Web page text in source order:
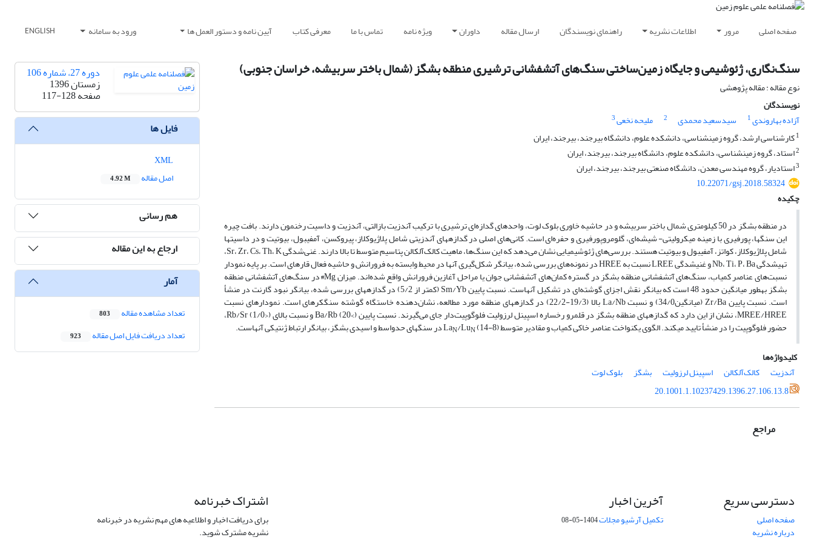
صفحه اصلی مرور اطلاعات نشریه راهنمای نویسندگان ارسال مقاله داوران ویژه نامه تماس با ما معرفی کتاب آیین نامه و دستور العمل ها ورود به سامانه ENGLISH
سنگ‌‌‌‌‌‌‌نگاری، ژئوشیمی و جایگاه زمین‌ساختی سنگ‌‌های آتشفشانی ترشیری منطقه بشگز (شمال باختر سربیشه، خراسان جنوبی)
نوع مقاله : مقاله پژوهشی
نویسندگان
آزاده بهاروندی1 سیدسعید محمدی 2 ملیحه نخعی3
1کارشناسی ارشد، گروه زمین‏‎شناسی، دانشکده علوم، دانشگاه بیرجند، بیرجند، ایران
2استاد، گروه زمین‏‎شناسی، دانشکده علوم، دانشگاه بیرجند، بیرجند، ایران
3استادیار، گروه مهندسی معدن، دانشگاه صنعتی بیرجند، بیرجند، ایران
10.22071/gsj.2018.58324
چکیده
در منطقه بشگز در 50 کیلومتری شمال‌‌‌‌‌‌‌‌ باختر سربیشه و در حاشیه خاوری بلوک لوت،‌ واحدهای گدازه‌‌ای ترشیری با ترکیب آندزیت ‌‌‌‌بازالتی، آندزیت و داسیت رخنمون دارند. بافت چیره
این سنگ­ها،­ پورفیری با زمینه میکرولیتی- شیشه‌‌‌‌‌‌‌‌‌‌‌‌‌‌‌‌‌‌‌‌‌ای، گلومروپورفیری و حفره‌ای است. کانی‌‌‌‌های اصلی در گدازه­های آندزیتی شامل پلاژیوکلاز، پیروکسن، آمفیبول، بیوتیت و در داسیت­ها
شامل پلاژیوکلاز، کواتز، آمفیبول و بیوتیت هستند. بررسی‌‌های ژئوشیمیایی نشان می‌‌‌دهد که این سنگ‌‌ها، ماهیت کالک‌آلکالن پتاسیم متوسط تا بالا دارند. غنی‌شدگی Sr، Zr، Cs، Th، K،
تهی‏شدگی Nb، Ti، P، Ba و غنی­شدگی LREE نسبت به HREE در نمونه‌های بررسی شده، بیانگر شکل‌‌‌‌‌گیری آنها در محیط وابسته به فرورانش و حاشیه فعال قاره­ای است. بر پایه نمودار
نسبت‌های عناصر کمیاب، سنگ‌‌های آتشفشانی منطقه بشگز در گستره کمان‌های آتشفشانی جوان یا مراحل آغازین فرورانش واقع شده‌اند. میزان Mg# در سنگ‌‌های آتشفشانی منطقه
بشگز به‏طور میانگین حدود 48 است که بیانگر نقش اجزای گوشته‌ای در تشکیل آنهاست. نسبت­ پایین Sm/Yb (کمتر از 5/2) در گدازه­های بررسی ­شده، بیانگر نبود گارنت در منشأ
است. نسبت پایین Zr/Ba (میانگین34/0) و نسبت La/Nb بالا (19/3-22/2) در گدازه­های منطقه مورد مطالعه، نشان‎‌دهنده خاستگاه گوشته سنگ‏کره‎ای است. نمودارهای نسبت
MREE/HREE، نشان از این دارد که گدازه­های منطقه بشگز در قلمرو رخساره اسپینل ‎لرزولیت فلوگوپیت‌‌‌‌‌‌‌‌‌‌‌‌‌‌دار جای می‌گیرند. نسبت پایین Ba/Rb (20<) و نسبت‌ بالای Rb/Sr (1/0>)،
حضور فلوگوپیت را در منشأ تایید می­کند. الگوی یکنواخت عناصر خاکی کمیاب و مقادیر متوسط La N/LuN(14-8) در سنگ­های حدواسط و اسیدی بشگز، بیانگر ارتباط ژنتیکی آنهاست.
کلیدواژه‌ها
آندزیت
کالک‌آلکالن اسپینل‏ لرزولیت بشگز
بلوک لوت
20.1001.1.10237429.1396.27.106.13.8
مراجع
دوره 27، شماره 106
زمستان 1396
صفحه117-128
فایل ها
اصل مقاله
4.92 M
هم رسانی
ارجاع به این مقاله
آمار
تعداد مشاهده مقاله 803
تعداد دریافت فایل اصل مقاله 923
دسترسی سریع
صفحه اصلی
درباره نشریه
آخرین اخبار
تکمیل آرشیو مجلات1404-05-08
اشتراک خبرنامه
برای دریافت اخبار و اطلاعیه های مهم نشریه در خبرنامه
نشریه مشترک شوید.